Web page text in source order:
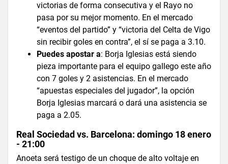
victorias de forma consecutiva y el Rayo no
pasa por su mejor momento. En el mercado
“eventos del partido” y “victoria del Celta de Vigo
sin recibir goles en contra”, el sí se paga a 3.10.
Puedes apostar a: Borja Iglesias está siendo
pieza importante para el equipo gallego este año
con 7 goles y 2 asistencias. En el mercado
“apuestas especiales del jugador”, la opción
Borja Iglesias marcará o dará una asistencia se
paga a 2.05.
Real Sociedad vs. Barcelona: domingo 18 enero
- 21:00
Anoeta será testigo de un choque de alto voltaje en